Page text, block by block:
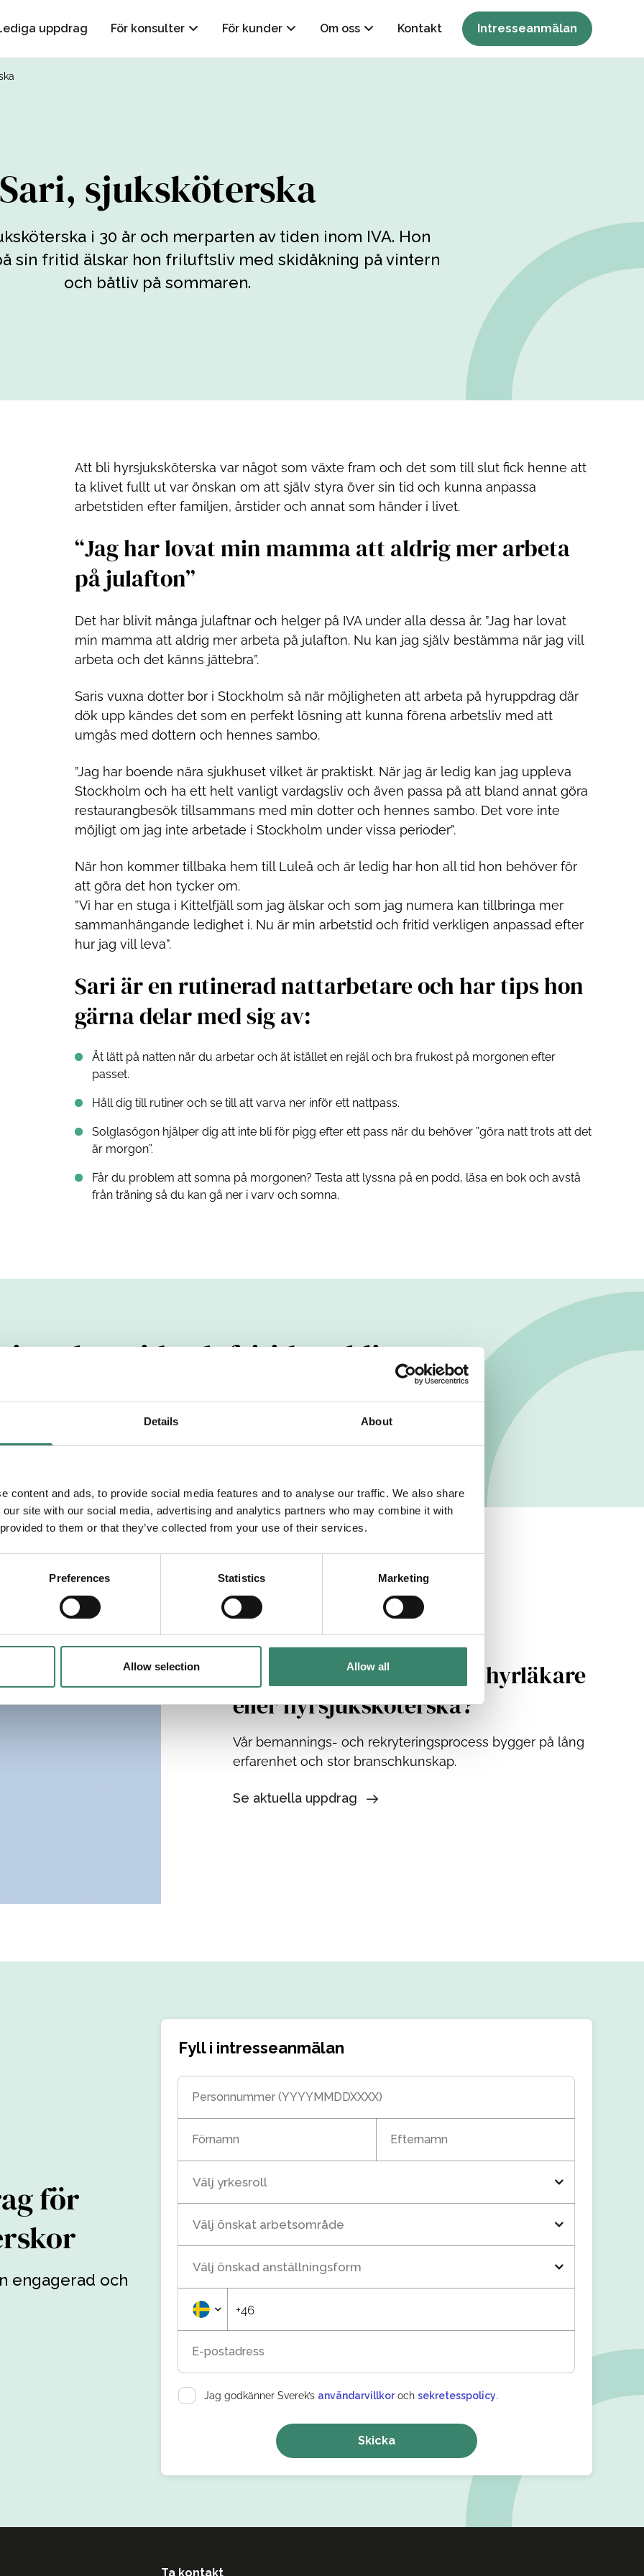
Details About
content and ads, to provide social media features and to analyse our traffic. We also share
site with our social media, advertising and analytics partners who may combine it with
to them or that they’ve collected from your use of their services.
Preferences Statistics Marketing
Allow selection Allow all
uppdrag För konsulter För kunder Om oss Kontakt Intresseanmälan
Sari, sjuksköterska
i 30 år och merparten av tiden inom IVA. Hon
sin fritid älskar hon friluftsliv med skidåkning på vintern
och båtliv på sommaren.
Att bli hyrsjuksköterska var något som växte fram och det som till slut fick henne att
ta klivet fullt ut var önskan om att själv styra över sin tid och kunna anpassa
arbetstiden efter familjen, årstider och annat som händer i livet.
Jag har lovat min mamma att aldrig mer arbeta
på julafton
Det har blivit många julaftnar och helger på IVA under alla dessa år. ”Jag har lovat
min mamma att aldrig mer arbeta på julafton. Nu kan jag själv bestämma när jag vill
arbeta och det känns jättebra”.
Saris vuxna dotter bor i Stockholm så när möjligheten att arbeta på hyruppdrag där
dök upp kändes det som en perfekt lösning att kunna förena arbetsliv med att
umgås med dottern och hennes sambo.
”Jag har boende nära sjukhuset vilket är praktiskt. När jag är ledig kan jag uppleva
Stockholm och ha ett helt vanligt vardagsliv och även passa på att bland annat göra
restaurangbesök tillsammans med min dotter och hennes sambo. Det vore inte
möjligt om jag inte arbetade i Stockholm under vissa perioder”.
När hon kommer tillbaka hem till Luleå och är ledig har hon all tid hon behöver för
att göra det hon tycker om.
”Vi har en stuga i Kittelfjäll som jag älskar och som jag numera kan tillbringa mer
sammanhängande ledighet i. Nu är min arbetstid och fritid verkligen anpassad efter
hur jag vill leva”.
Sari är en rutinerad nattarbetare och har tips hon
gärna delar med sig av:
Ät lätt på natten när du arbetar och ät istället en rejäl och bra frukost på morgonen efter
passet.
Håll dig till rutiner och se till att varva ner inför ett nattpass.
Solglasögon hjälper dig att inte bli för pigg efter ett pass när du behöver ”göra natt trots att det
är morgon”.
Får du problem att somna på morgonen? Testa att lyssna på en podd, läsa en bok och avstå
från träning så du kan gå ner i varv och somna.
arbetstid och fritid verkligen
efter hur jag vill leva.
Vill du också arbeta som hyrläkare
eller hyrsjuksköterska?
Vår bemannings- och rekryteringsprocess bygger på lång
erfarenhet och stor branschkunskap.
Se aktuella uppdrag
för
engagerad och
Fyll i intresseanmälan
Personnummer (YYYYMMDDXXXX)
Förnamn Efternamn
Välj yrkesroll
Välj önskat arbetsområde
Välj önskad anställningsform
+46
E-postadress
Jag godkänner Sverek’s användarvillkoroch sekretesspolicy.
Skicka
Ta kontakt